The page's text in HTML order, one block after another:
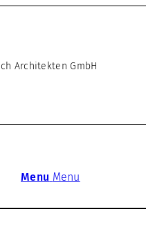
Architekten GmbH
Menu Menu